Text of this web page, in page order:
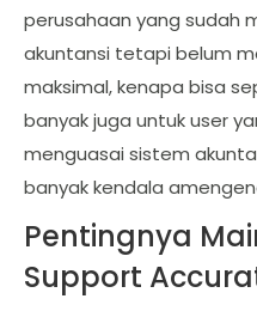
perusahaan yang sudah
akuntansi tetapi belum
maksimal, kenapa bisa
banyak juga untuk user
menguasai sistem
banyak kendala
Pentingnya
Support